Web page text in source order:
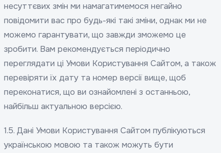
несуттєвих змін ми намагатимемося негайно
повідомити вас про будь-які такі зміни, однак ми не
можемо гарантувати, що завжди зможемо це
зробити. Вам рекомендується періодично
переглядати ці Умови Користування Сайтом, а також
перевіряти їх дату та номер версії вище, щоб
переконатися, що ви ознайомлені з останньою,
найбільш актуальною версією.
1.5. Дані Умови Користування Сайтом публікуються
українською мовою та також можуть бути